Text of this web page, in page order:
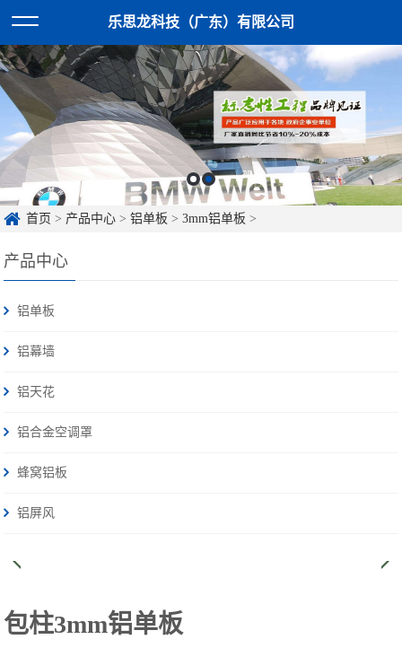
乐思龙科技（广东）有限公司
首页 > 产品中心 >铝单板 >3mm铝单板 >
产品中心
铝单板
铝幕墙
铝天花
铝合金空调罩
蜂窝铝板
铝屏风
包柱3mm铝单板